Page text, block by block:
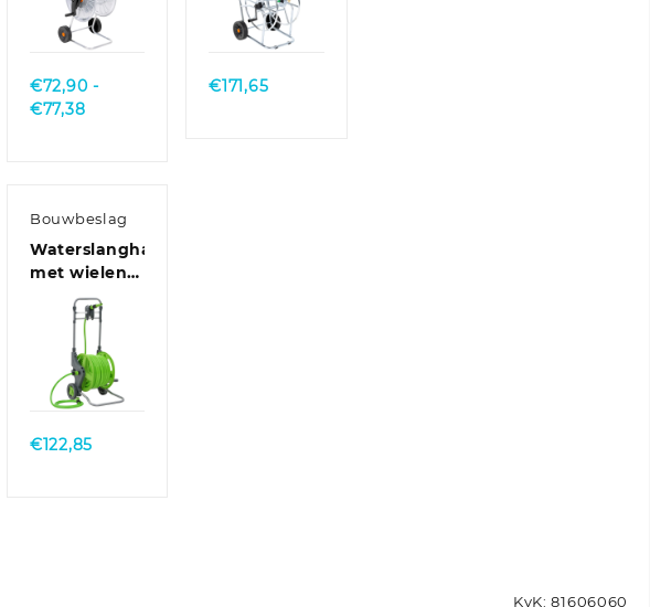
Quick
View
€72,90 -
€77,38Prijsklasse:
Quick
View
€171,65
Bouwbeslag
Waterslanghaspel
met wielen
45+2 m
Quick
View
€122,85
KvK: 81606060